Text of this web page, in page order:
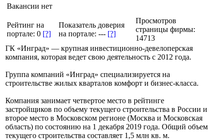
Вакансии нет
Рейтинг на
портале: 0 [?]
Показатель доверия
на портале: --- [?]
Просмотров
страницы фирмы:
14713
ГК «Инград» — крупная инвестиционно-девелоперская
компания, которая ведет свою деятельность с 2012 года.
Группа компаний «Инград» специализируется на
строительстве жилых кварталов комфорт и бизнес-класса.
Компания занимает четвертое место в рейтинге
застройщиков по объему текущего строительства в России и
второе место в Московском регионе (Москва и Московская
область) по состоянию на 1 декабря 2019 года. Общий объем
текущего строительства составляет 1,5 млн кв. м.